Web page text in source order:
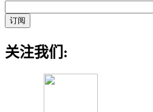
关注我们: